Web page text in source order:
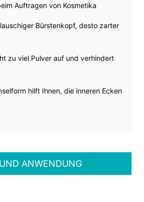
Auftragen von Kosmetika
Bürstenkopf, desto zarter
zu viel Pulver auf und verhindert
hilft Ihnen, die inneren Ecken
ANWENDUNG